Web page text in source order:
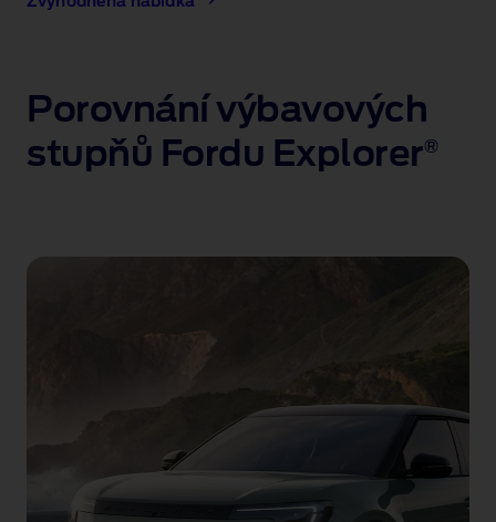
Porovnání výbavových
stupňů Fordu Explorer®